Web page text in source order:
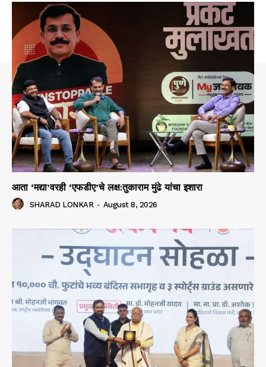
आता ‘मद्या’वरही ‘एफडीए’चे लक्ष:तुकाराम मुंढे यांचा इशारा
SHARAD LONKAR - August 8, 2026